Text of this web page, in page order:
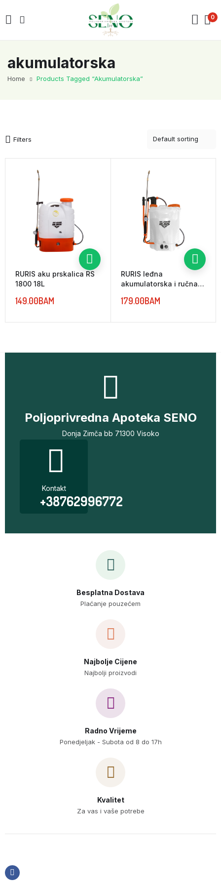
0
akumulatorska
Home Products Tagged “akumulatorska”
Filters
RURIS aku prskalica RS
1800 18L
149.00BAM
RURIS leđna
akumulatorska i ručna
2u1
179.00BAM
Poljoprivredna Apoteka SENO
Donja Zimča bb 71300 Visoko
Kontakt
+38762996772
Besplatna Dostava
Plaćanje pouzećem
Najbolje Cijene
Najbolji proizvodi
Radno Vrijeme
Ponedjeljak - Subota od 8 do 17h
Kvalitet
Za vas i vaše potrebe